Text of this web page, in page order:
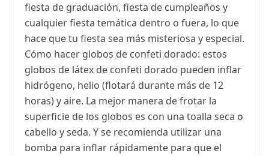
fiesta de graduación, fiesta de cumpleaños y
cualquier fiesta temática dentro o fuera, lo que
hace que tu fiesta sea más misteriosa y especial.
Cómo hacer globos de confeti dorado: estos
globos de látex de confeti dorado pueden inflar
hidrógeno, helio (flotará durante más de 12
horas) y aire. La mejor manera de frotar la
superficie de los globos es con una toalla seca o
cabello y seda. Y se recomienda utilizar una
bomba para inflar rápidamente para que el